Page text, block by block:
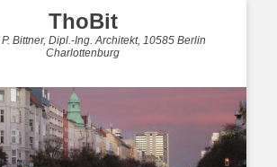
ThoBit
Bittner, Dipl.-Ing. Architekt, 10585 Berlin
Charlottenburg